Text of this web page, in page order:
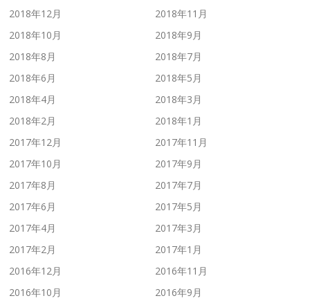
2018年12月
2018年11月
2018年10月
2018年9月
2018年8月
2018年7月
2018年6月
2018年5月
2018年4月
2018年3月
2018年2月
2018年1月
2017年12月
2017年11月
2017年10月
2017年9月
2017年8月
2017年7月
2017年6月
2017年5月
2017年4月
2017年3月
2017年2月
2017年1月
2016年12月
2016年11月
2016年10月
2016年9月